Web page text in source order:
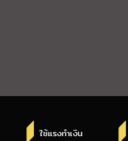
ใช้แรงทำเงิน